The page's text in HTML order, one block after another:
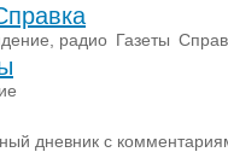
радио Газеты
дневник с